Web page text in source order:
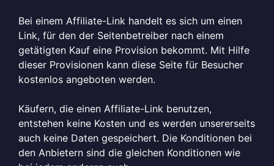
Bei einem Affiliate-Link handelt es sich um einen
Link, für den der Seitenbetreiber nach einem
getätigten Kauf eine Provision bekommt. Mit Hilfe
dieser Provisionen kann diese Seite für Besucher
kostenlos angeboten werden.
Käufern, die einen Affiliate-Link benutzen,
entstehen keine Kosten und es werden unsererseits
auch keine Daten gespeichert. Die Konditionen bei
den Anbietern sind die gleichen Konditionen wie